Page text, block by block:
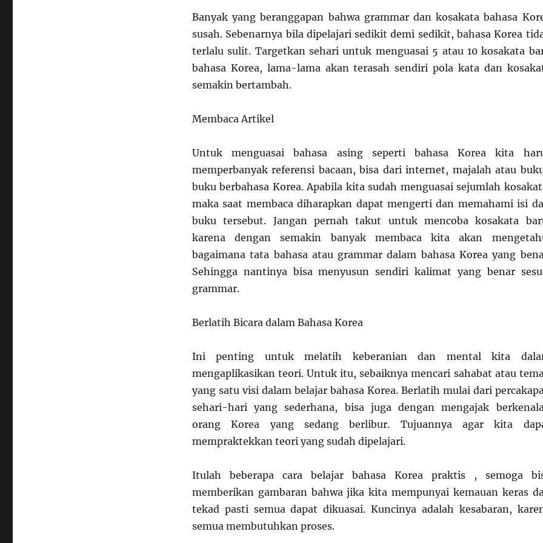
Banyak yang beranggapan bahwa grammar dan kosakata bahasa
susah. Sebenarnya bila dipelajari sedikit demi sedikit, bahasa Korea
terlalu sulit. Targetkan sehari untuk menguasai 5 atau 10 kosakata
bahasa Korea, lama-lama akan terasah sendiri pola kata dan
semakin bertambah.
Membaca Artikel
Untuk menguasai bahasa asing seperti bahasa Korea kita
memperbanyak referensi bacaan, bisa dari internet, majalah atau
buku berbahasa Korea. Apabila kita sudah menguasai sejumlah
maka saat membaca diharapkan dapat mengerti dan memahami isi
buku tersebut. Jangan pernah takut untuk mencoba kosakata
karena dengan semakin banyak membaca kita akan
bagaimana tata bahasa atau grammar dalam bahasa Korea yang
Sehingga nantinya bisa menyusun sendiri kalimat yang benar
grammar.
Berlatih Bicara dalam Bahasa Korea
Ini penting untuk melatih keberanian dan mental kita
mengaplikasikan teori. Untuk itu, sebaiknya mencari sahabat atau
yang satu visi dalam belajar bahasa Korea. Berlatih mulai dari
sehari-hari yang sederhana, bisa juga dengan mengajak
orang Korea yang sedang berlibur. Tujuannya agar kita
mempraktekkan teori yang sudah dipelajari.
Itulah beberapa cara belajar bahasa Korea praktis , semoga
memberikan gambaran bahwa jika kita mempunyai kemauan keras
tekad pasti semua dapat dikuasai. Kuncinya adalah kesabaran,
semua membutuhkan proses.